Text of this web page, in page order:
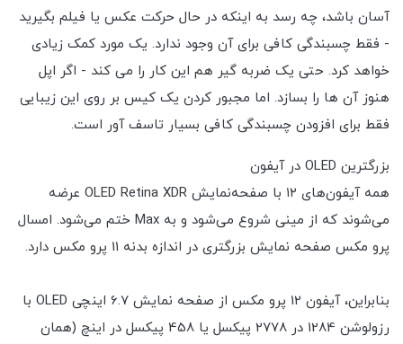
آسان باشد، چه رسد به اینکه در حال حرکت عکس یا فیلم بگیرید
- فقط چسبندگی کافی برای آن وجود ندارد. یک مورد کمک زیادی
خواهد کرد. حتی یک ضربه گیر هم این کار را می کند - اگر اپل
هنوز آن ها را بسازد. اما مجبور کردن یک کیس بر روی این زیبایی
فقط برای افزودن چسبندگی کافی بسیار تاسف آور است.
بزرگترین OLED در آیفون
همه آیفون‌های ۱۲ با صفحه‌نمایش OLED Retina XDR عرضه
می‌شوند که از مینی شروع می‌شود و به Max ختم می‌شود. امسال
پرو مکس صفحه نمایش بزرگتری در اندازه بدنه 11 پرو مکس دارد.
بنابراین، آیفون 12 پرو مکس از صفحه نمایش 6.7 اینچی OLED با
رزولوشن 1284 در 2778 پیکسل یا 458 پیکسل در اینچ (همان